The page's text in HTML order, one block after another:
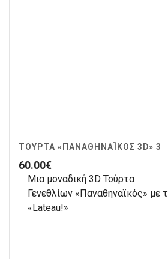
ΤΟΎΡΤΑ «ΠΑΝΑΘΗΝΑΪΚΌΣ 3D» 3
60.00€
Μια μοναδική 3D Τούρτα
Γενεθλίων «Παναθηναϊκός» με
«Lateau!»